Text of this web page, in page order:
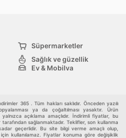
Süpermarketler
Sağlık ve güzellik
Ev & Mobilya
365 . Tüm hakları saklıdır. Önceden yazılı
ya da çoğaltılması yasaktır. Ürün
açıklama amaçlıdır. İndirimli fiyatlar, bu
sağlanmaktadır. Teklifler, son kullanma
geçerlidir. Bu site bilgi verme amaçlı olup,
kullanılamaz. Fiyatlar konuma göre değişiklik